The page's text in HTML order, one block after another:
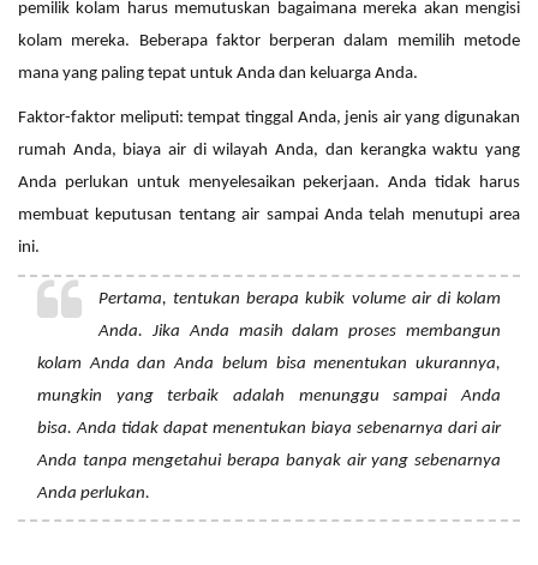
pemilik kolam harus memutuskan bagaimana mereka akan mengisi
kolam mereka. Beberapa faktor berperan dalam memilih metode
mana yang paling tepat untuk Anda dan keluarga Anda.
Faktor-faktor meliputi: tempat tinggal Anda, jenis air yang digunakan
rumah Anda, biaya air di wilayah Anda, dan kerangka waktu yang
Anda perlukan untuk menyelesaikan pekerjaan. Anda tidak harus
membuat keputusan tentang air sampai Anda telah menutupi area
ini.
Pertama, tentukan berapakubik volumeair di kolam
Anda. Jika Anda masih dalam proses membangun
kolam Anda dan Anda belum bisa menentukan ukurannya,
mungkin yang terbaik adalah menunggu sampai Anda
bisa. Anda tidak dapat menentukan biaya sebenarnya dari air
Anda tanpa mengetahui berapa banyak air yang sebenarnya
Anda perlukan.